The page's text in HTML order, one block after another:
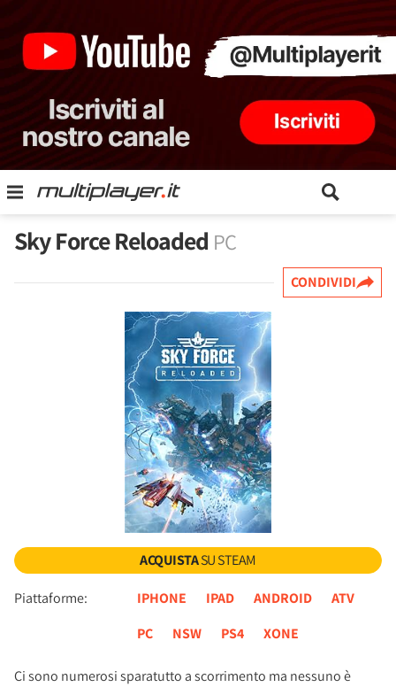
Sky Force Reloaded PC
CONDIVIDI
ACQUISTASU STEAM
Piattaforme: IPHONE IPAD ANDROID
ATV
PC
NSW PS4 XONE
Ci sono numerosi sparatutto a scorrimento ma nessuno è